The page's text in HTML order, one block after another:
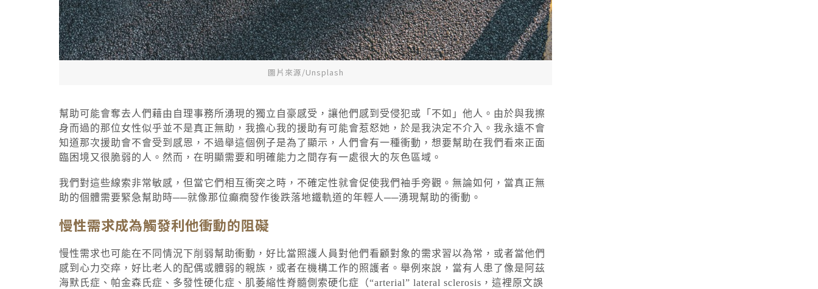
圖片來源/Unsplash
幫助可能會奪去人們藉由自理事務所湧現的獨立自豪感受，讓他們感到受侵犯或「不如」他人。由於與我擦
身而過的那位女性似乎並不是真正無助，我擔心我的援助有可能會惹怒她，於是我決定不介入。我永遠不會
知道那次援助會不會受到感恩，不過舉這個例子是為了顯示，人們會有一種衝動，想要幫助在我們看來正面
臨困境又很脆弱的人。然而，在明顯需要和明確能力之間存有一處很大的灰色區域。
我們對這些線索非常敏感，但當它們相互衝突之時，不確定性就會促使我們袖手旁觀。無論如何，當真正無
助的個體需要緊急幫助時──就像那位癲癇發作後跌落地鐵軌道的年輕人──湧現幫助的衝動。
慢性需求成為觸發利他衝動的阻礙
慢性需求也可能在不同情況下削弱幫助衝動，好比當照護人員對他們看顧對象的需求習以為常，或者當他們
感到心力交瘁，好比老人的配偶或體弱的親族，或者在機構工作的照護者。舉例來說，當有人患了像是阿茲
海默氏症、帕金森氏症、多發性硬化症、肌萎縮性脊髓側索硬化症（“arterial” lateral sclerosis，這裡原文誤